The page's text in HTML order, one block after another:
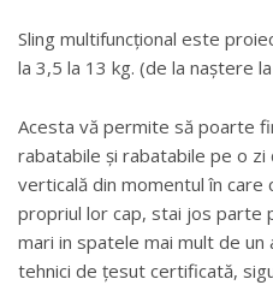
Sling multifuncțional este
la 3,5 la 13 kg. (de la naștere
Acesta vă permite să poarte
rabatabile și rabatabile pe o
verticală din momentul în care
propriul lor cap, stai jos parte
mari in spatele mai mult de un
tehnici de țesut certificată,